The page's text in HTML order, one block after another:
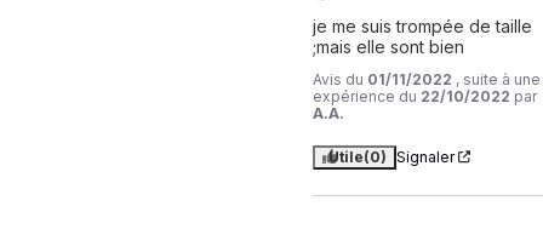
je me suis trompée de taille
;mais elle sont bien
Avis du 01/11/2022 , suite à une
expérience du 22/10/2022 par
A.A.
Utile(0) Signaler